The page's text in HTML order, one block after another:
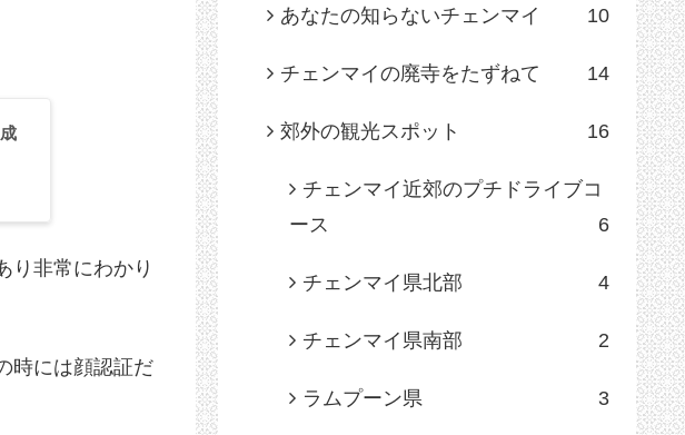
り非常にわかり
時には顔認証だ
あなたの知らないチェンマイ 10
チェンマイの廃寺をたずねて 14
郊外の観光スポット 16
チェンマイ近郊のプチドライブコ
ース
6
チェンマイ県北部 4
チェンマイ県南部 2
ラムプーン県 3